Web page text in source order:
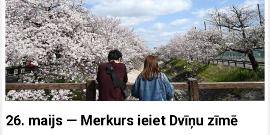
26. maijs — Merkurs ieiet Dvīņu zīmē